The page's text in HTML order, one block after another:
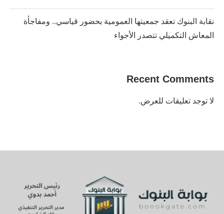
نقابة البنوك تعقد جمعيتها العمومية بحضور قياسي.. ومفاجأة
المعاش التكميلي تتصدر الأجواء
Recent Comments
لا توجد تعليقات للعرض.